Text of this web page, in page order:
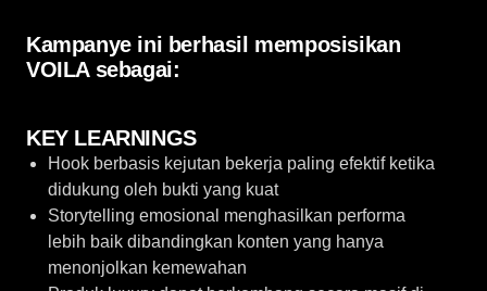
Kampanye ini berhasil memposisikan
VOILA sebagai:
KEY LEARNINGS
Hook berbasis kejutan bekerja paling efektif ketika
didukung oleh bukti yang kuat
Storytelling emosional menghasilkan performa
lebih baik dibandingkan konten yang hanya
menonjolkan kemewahan